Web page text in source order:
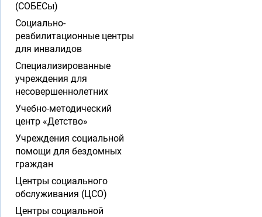
(СОБЕСы)
Социально-
реабилитационные центры
для инвалидов
Специализированные
учреждения для
несовершеннолетних
Учебно-методический
центр «Детство»
Учреждения социальной
помощи для бездомных
граждан
Центры социального
обслуживания (ЦСО)
Центры социальной